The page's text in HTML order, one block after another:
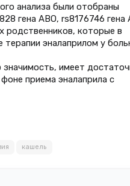
анализа были отобраны
гена ABO, rs8176746 гена
родственников, которые в
эналаприлом у
имеет
приема эналаприла с
кашель